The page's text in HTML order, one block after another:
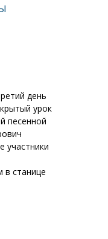
день
урок
песенной
участники
в станице